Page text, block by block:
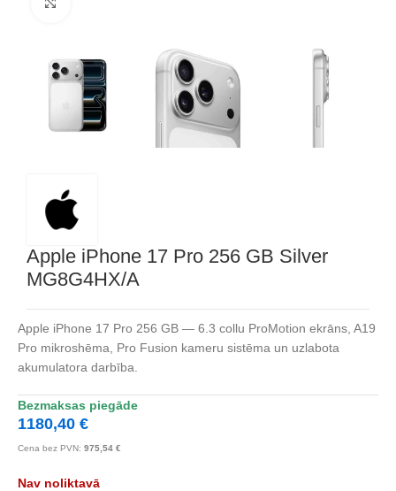
Apple iPhone 17 Pro 256 GB Silver
MG8G4HX/A
Apple iPhone 17 Pro 256 GB — 6.3 collu ProMotion ekrāns, A19
Pro mikroshēma, Pro Fusion kameru sistēma un uzlabota
akumulatora darbība.
Bezmaksas piegāde
1180,40 €
Cena bez PVN: 975,54 €
Nav noliktavā